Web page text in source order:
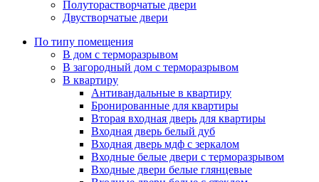
Полуторастворчатые двери
Двустворчатые двери
По типу помещения
В дом с терморазрывом
В загородный дом с терморазрывом
В квартиру
Антивандальные в квартиру
Бронированные для квартиры
Вторая входная дверь для квартиры
Входная дверь белый дуб
Входная дверь мдф с зеркалом
Входные белые двери с терморазрывом
Входные двери белые глянцевые